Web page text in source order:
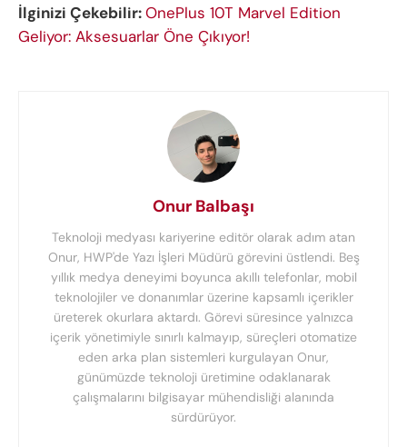
İlginizi Çekebilir:OnePlus 10T Marvel Edition
Geliyor: Aksesuarlar Öne Çıkıyor!
Onur Balbaşı
Teknoloji medyası kariyerine editör olarak adım atan
Onur, HWP'de Yazı İşleri Müdürü görevini üstlendi. Beş
yıllık medya deneyimi boyunca akıllı telefonlar, mobil
teknolojiler ve donanımlar üzerine kapsamlı içerikler
üreterek okurlara aktardı. Görevi süresince yalnızca
içerik yönetimiyle sınırlı kalmayıp, süreçleri otomatize
eden arka plan sistemleri kurgulayan Onur,
günümüzde teknoloji üretimine odaklanarak
çalışmalarını bilgisayar mühendisliği alanında
sürdürüyor.